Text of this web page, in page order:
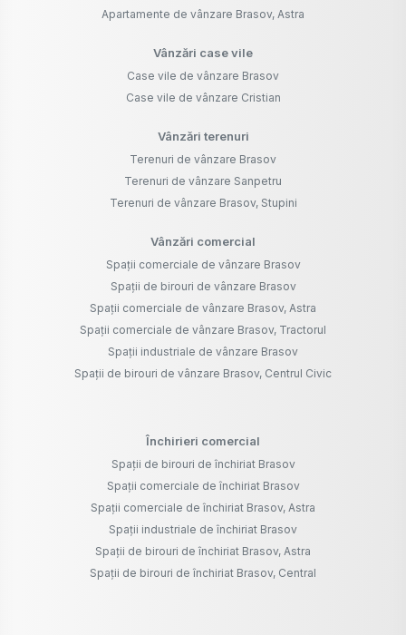
Apartamente de vânzare Brasov, Astra
Vânzări case vile
Case vile de vânzare Brasov
Case vile de vânzare Cristian
Vânzări terenuri
Terenuri de vânzare Brasov
Terenuri de vânzare Sanpetru
Terenuri de vânzare Brasov, Stupini
Vânzări comercial
Spații comerciale de vânzare Brasov
Spații de birouri de vânzare Brasov
Spații comerciale de vânzare Brasov, Astra
Spații comerciale de vânzare Brasov, Tractorul
Spații industriale de vânzare Brasov
Spații de birouri de vânzare Brasov, Centrul Civic
Închirieri comercial
Spații de birouri de închiriat Brasov
Spații comerciale de închiriat Brasov
Spații comerciale de închiriat Brasov, Astra
Spații industriale de închiriat Brasov
Spații de birouri de închiriat Brasov, Astra
Spații de birouri de închiriat Brasov, Central